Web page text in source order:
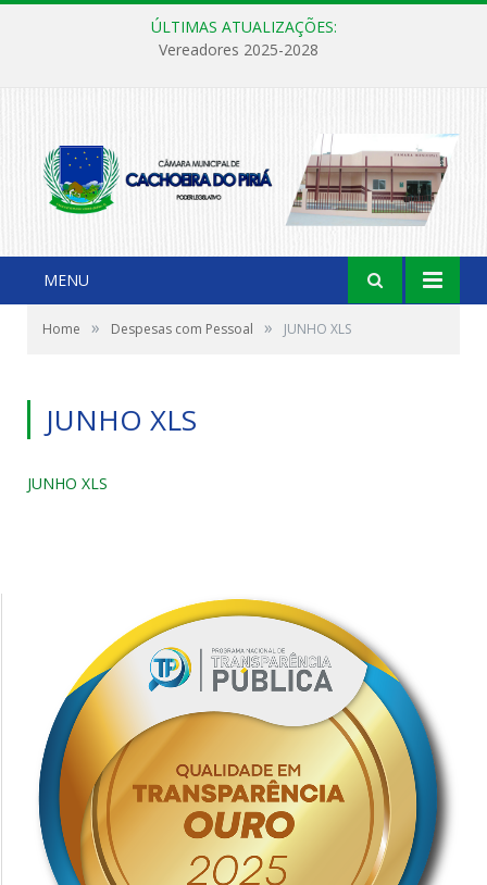
ÚLTIMAS ATUALIZAÇÕES:
Vereadores 2025-2028
MENU
Home » Despesas com Pessoal » JUNHO XLS
JUNHO XLS
JUNHO XLS